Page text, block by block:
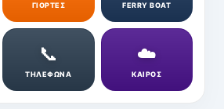
ΓΙΟΡΤΕΣ FERRY BOAT
📞
ΤΗΛΕΦΩΝΑ
☁️
ΚΑΙΡΟΣ